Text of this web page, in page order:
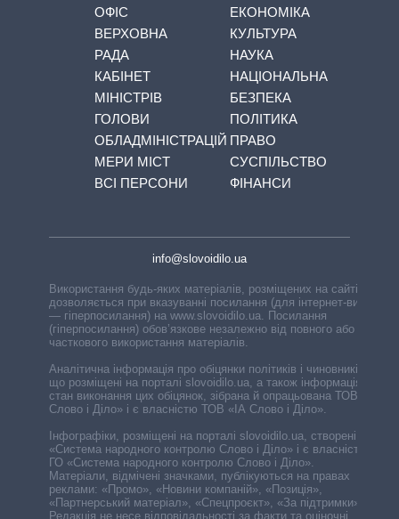
ОФІС
ВЕРХОВНА
РАДА
КАБІНЕТ
МІНІСТРІВ
ГОЛОВИ
ОБЛАДМІНІСТРАЦІЙ
МЕРИ МІСТ
ВСІ ПЕРСОНИ
ЕКОНОМІКА
КУЛЬТУРА
НАУКА
НАЦІОНАЛЬНА
БЕЗПЕКА
ПОЛІТИКА
ПРАВО
СУСПІЛЬСТВО
ФІНАНСИ
info@slovoidilo.ua
Використання будь-яких матеріалів, розміщених на сайті,
дозволяється при вказуванні посилання (для інтернет-видань
— гіперпосилання) на www.slovoidilo.ua. Посилання
(гіперпосилання) обов’язкове незалежно від повного або
часткового використання матеріалів.
Аналітична інформація про обіцянки політиків і чиновників,
що розміщені на порталі slovoidilo.ua, а також інформація про
стан виконання цих обіцянок, зібрана й опрацьована ТОВ «ІА
Слово і Діло» і є власністю ТОВ «ІА Слово і Діло».
Інфографіки, розміщені на порталі slovoidilo.ua, створені ГО
«Система народного контролю Слово і Діло» і є власністю
ГО «Система народного контролю Слово і Діло».
Матеріали, відмічені значками, публікуються на правах
реклами: «Промо», «Новини компаній», «Позиція»,
«Партнерський матеріал», «Спецпроєкт», «За підтримки».
Редакція не несе відповідальності за факти та оціночні